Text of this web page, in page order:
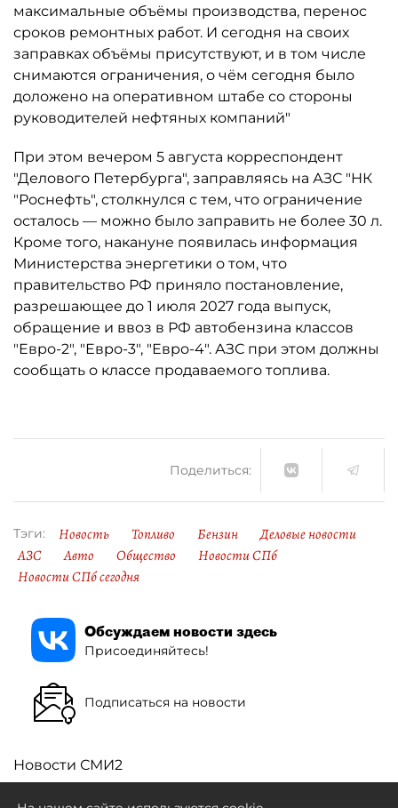
максимальные объёмы производства, перенос
сроков ремонтных работ. И сегодня на своих
заправках объёмы присутствуют, и в том числе
снимаются ограничения, о чём сегодня было
доложено на оперативном штабе со стороны
руководителей нефтяных компаний"
При этом вечером 5 августа корреспондент
"Делового Петербурга", заправляясь на АЗС "НК
"Роснефть", столкнулся с тем, что ограничение
осталось ­— можно было заправить не более 30 л.
Кроме того, накануне появилась информация
Министерства энергетики о том, что
правительство РФ приняло постановление,
разрешающее до 1 июля 2027 года выпуск,
обращение и ввоз в РФ автобензина классов
"Евро-2", "Евро-3", "Евро-4". АЗС при этом должны
сообщать о классе продаваемого топлива.
Поделиться:
Тэги: Новость Топливо Бензин
Деловые новости
АЗС
Авто Общество
Новости СПб
Новости СПб сегодня
Обсуждаем новости здесь
Присоединяйтесь!
Подписаться на новости
Новости СМИ2